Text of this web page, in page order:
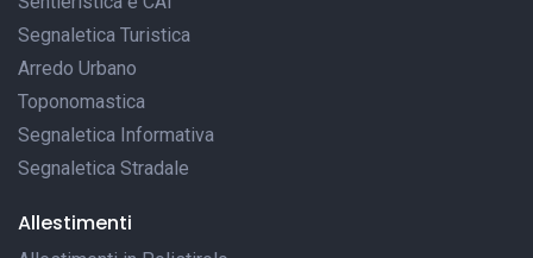
Segnaletica Turistica
Arredo Urbano
Toponomastica
Segnaletica Informativa
Segnaletica Stradale
Allestimenti